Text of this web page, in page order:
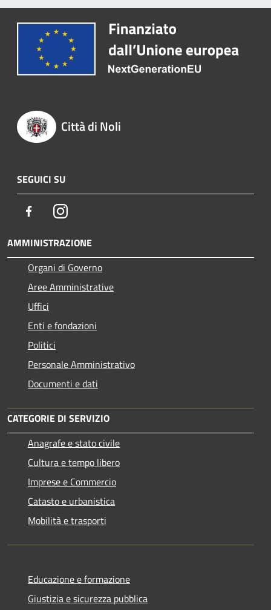
Città di Noli
SEGUICI SU
FacebookInstagram
AMMINISTRAZIONE
Organi di Governo
Aree Amministrative
Uffici
Enti e fondazioni
Politici
Personale Amministrativo
Documenti e dati
CATEGORIE DI SERVIZIO
Anagrafe e stato civile
Cultura e tempo libero
Imprese e Commercio
Catasto e urbanistica
Mobilità e trasporti
Educazione e formazione
Giustizia e sicurezza pubblica